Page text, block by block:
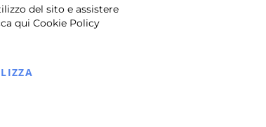
Casoria (NA) - P.I. 07016001211, C.C.I.A.A. Napoli, REA 856312.